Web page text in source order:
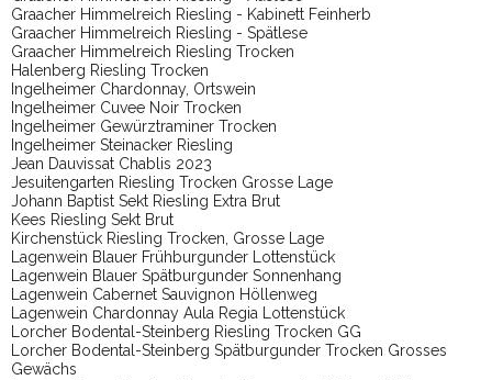
Graacher Himmelreich Riesling - Kabinett Feinherb
Graacher Himmelreich Riesling - Spätlese
Graacher Himmelreich Riesling Trocken
Halenberg Riesling Trocken
Ingelheimer Chardonnay, Ortswein
Ingelheimer Cuvee Noir Trocken
Ingelheimer Gewürztraminer Trocken
Ingelheimer Steinacker Riesling
Jean Dauvissat Chablis 2023
Jesuitengarten Riesling Trocken Grosse Lage
Johann Baptist Sekt Riesling Extra Brut
Kees Riesling Sekt Brut
Kirchenstück Riesling Trocken, Grosse Lage
Lagenwein Blauer Frühburgunder Lottenstück
Lagenwein Blauer Spätburgunder Sonnenhang
Lagenwein Cabernet Sauvignon Höllenweg
Lagenwein Chardonnay Aula Regia Lottenstück
Lorcher Bodental-Steinberg Riesling Trocken GG
Lorcher Bodental-Steinberg Spätburgunder Trocken Grosses
Gewächs